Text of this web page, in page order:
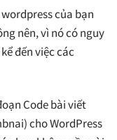
của bạn
nên, vì nó có nguy
đến việc các
Code bài viết
cho WordPress